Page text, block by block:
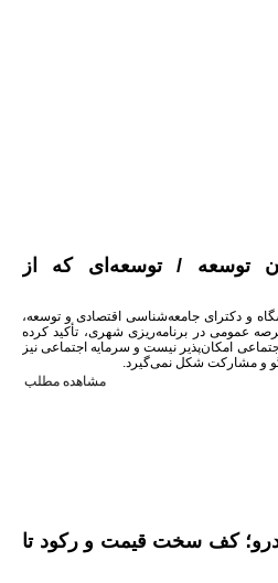
توسعه / توسعه‌ای که از
و دکترای جامعه‌شناسی اقتصادی و توسعه،
عمومی در برنامه‌ریزی شهری، تأکید کرده
امکان‌پذیر نیست و سرمایه اجتماعی نیز
و مشارکت شکل نمی‌گیرد.
مشاهده مطلب
کف سخت قیمت و رکود تا